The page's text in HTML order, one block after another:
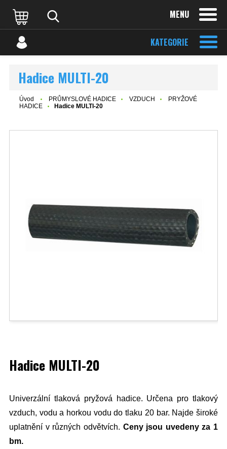
MENU
KATEGORIE
Hadice MULTI-20
Úvod PRŮMYSLOVÉ HADICE VZDUCH
PRYŽOVÉ
HADICE
Hadice MULTI-20
Hadice MULTI-20
Univerzální tlaková pryžová hadice. Určena pro tlakový
vzduch, vodu a horkou vodu do tlaku 20 bar. Najde široké
uplatnění v různých odvětvích. Ceny jsou uvedeny za 1
bm.